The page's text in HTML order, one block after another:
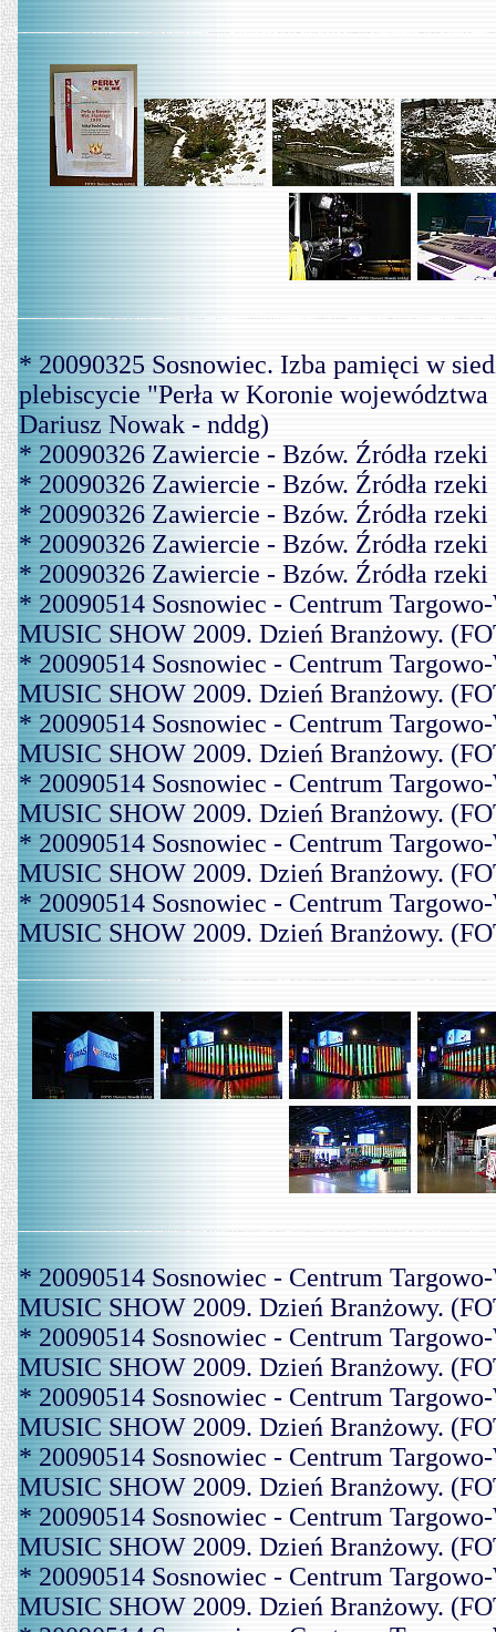
* 20090325 Sosnowiec. Izba pamięci w
plebiscycie "Perła w Koronie
Dariusz Nowak - nddg)
* 20090326 Zawiercie - Bzów. Źródła
* 20090326 Zawiercie - Bzów. Źródła
* 20090326 Zawiercie - Bzów. Źródła
* 20090326 Zawiercie - Bzów. Źródła
* 20090326 Zawiercie - Bzów. Źródła
* 20090514 Sosnowiec - Centrum
MUSIC SHOW 2009. Dzień Branżowy.
* 20090514 Sosnowiec - Centrum
MUSIC SHOW 2009. Dzień Branżowy.
* 20090514 Sosnowiec - Centrum
MUSIC SHOW 2009. Dzień Branżowy.
* 20090514 Sosnowiec - Centrum
MUSIC SHOW 2009. Dzień Branżowy.
* 20090514 Sosnowiec - Centrum
MUSIC SHOW 2009. Dzień Branżowy.
* 20090514 Sosnowiec - Centrum
MUSIC SHOW 2009. Dzień Branżowy.
* 20090514 Sosnowiec - Centrum
MUSIC SHOW 2009. Dzień Branżowy.
* 20090514 Sosnowiec - Centrum
MUSIC SHOW 2009. Dzień Branżowy.
* 20090514 Sosnowiec - Centrum
MUSIC SHOW 2009. Dzień Branżowy.
* 20090514 Sosnowiec - Centrum
MUSIC SHOW 2009. Dzień Branżowy.
* 20090514 Sosnowiec - Centrum
MUSIC SHOW 2009. Dzień Branżowy.
* 20090514 Sosnowiec - Centrum
MUSIC SHOW 2009. Dzień Branżowy.